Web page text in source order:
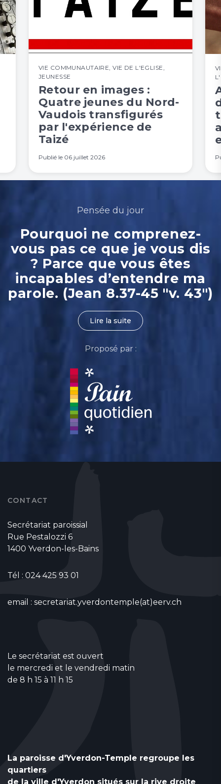
VIE COMMUNAUTAIRE,VIE DE L'EGLISE,
JEUNESSE
Retour en images :
Quatre jeunes du Nord-
Vaudois transfigurés
par l'expérience de
Taizé
Publié le 06 juillet 2026
Pensée du jour
Pourquoi ne comprenez-
vous pas ce que je vous dis
? Parce que vous êtes
incapables d’entendre ma
parole. (Jean 8.37-45 "v. 43")
Lire la suite
Proposé par :
CONTACT
Secrétariat paroissial
Rue Pestalozzi 6
1400 Yverdon-les-Bains
Tél : 024 425 93 01
email : secretariat.yverdontemple(at)eerv.ch
Le secrétariat est ouvert
le mercredi et le vendredi matin
de 8 h 15 à 11 h 15
La paroisse d'Yverdon-Temple regroupe les
quartiers
de la ville d'Yverdon situés sur la rive droite